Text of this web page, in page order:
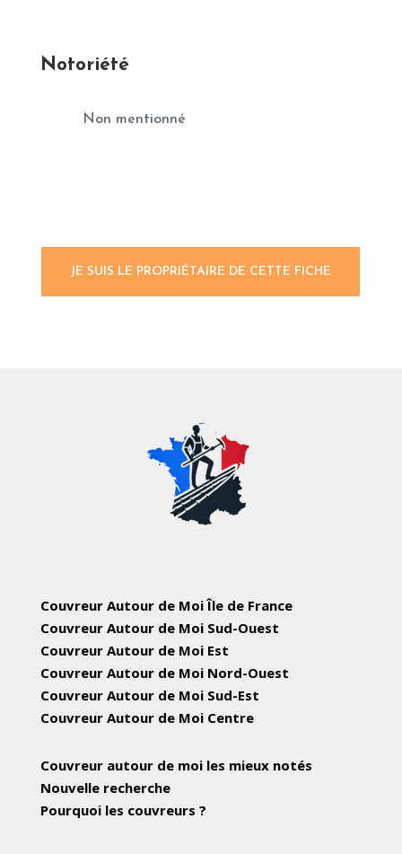
Notoriété
Non mentionné
JE SUIS LE PROPRIÉTAIRE DE CETTE FICHE
Couvreur Autour de Moi Île de France
Couvreur Autour de Moi Sud-Ouest
Couvreur Autour de Moi Est
Couvreur Autour de Moi Nord-Ouest
Couvreur Autour de Moi Sud-Est
Couvreur Autour de Moi Centre
Couvreur autour de moi les mieux notés
Nouvelle recherche
Pourquoi les couvreurs ?